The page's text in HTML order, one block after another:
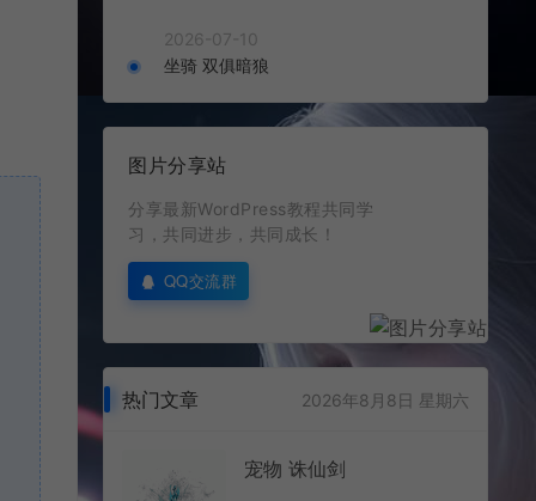
2026-07-10
坐骑 双俱暗狼
图片分享站
分享最新WordPress教程共同学
习，共同进步，共同成长！
QQ交流群
热门文章 2026年8月8日 星期六
宠物 诛仙剑